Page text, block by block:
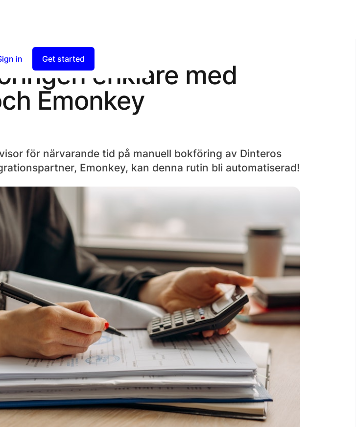
in Get started
enklare med
Emonkey
för närvarande tid på manuell bokföring av Dinteros
Emonkey, kan denna rutin bli automatiserad!